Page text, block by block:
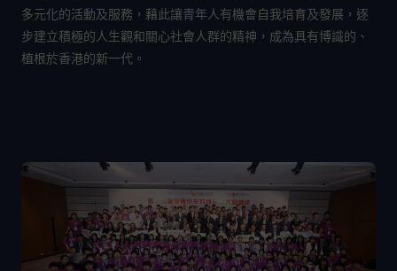
多元化的活動及服務，藉此讓青年人有機會自我培育及發展，逐
步建立積極的人生觀和關心社會人群的精神，成為具有博識的、
植根於香港的新一代。